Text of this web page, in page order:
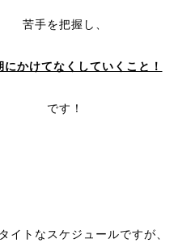
苦手を把握し、
にかけてなくしていくこと！
です！
イトなスケジュールですが、